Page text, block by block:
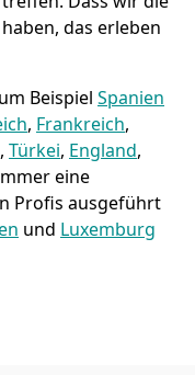
das erleben
Beispiel Spanien
, Frankreich,
, Türkei, England,
eine
Profis ausgeführt
und Luxemburg